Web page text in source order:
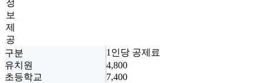
정
보
제
공
1인당 공제료
4,800
7,400